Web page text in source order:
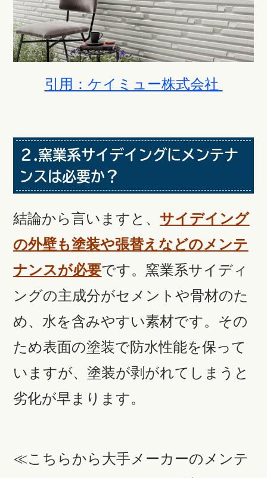
引用：ケイミュー株式会社
２.窯業系サイデイングにメンテナ
ンスは必要か？
結論から言いますと、 サイデイング
の外壁も塗装や張替えなどのメンテ
ナンスが必要です。窯業系サイディ
ングの主成分がセメントや骨材のた
め、水を含みやすい素材です。その
ため表面の塗装で防水性能を保って
いますが、塗装が剥がれてしまうと
劣化が早まります。
≪こちらから大手メーカーのメンテ